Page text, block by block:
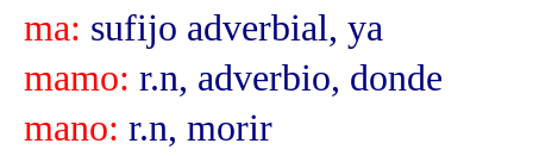
ma: sufijo adverbial, ya
mamo: r.n, adverbio, donde
mano: r.n, morir